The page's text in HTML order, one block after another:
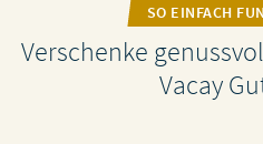
SO EINFACH
Verschenke
Vacay